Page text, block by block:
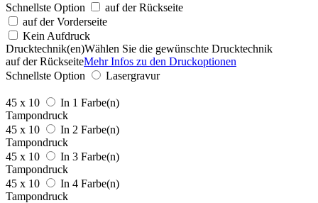
Schnellste Option
auf der Rückseite
auf der Vorderseite
Kein Aufdruck
Drucktechnik(en)Wählen Sie die gewünschte Drucktechnik
auf der RückseiteMehr Infos zu den Druckoptionen
Schnellste Option
Lasergravur
45 x 10
In 1 Farbe(n)
Tampondruck
45 x 10
In 2 Farbe(n)
Tampondruck
45 x 10
In 3 Farbe(n)
Tampondruck
45 x 10
In 4 Farbe(n)
Tampondruck